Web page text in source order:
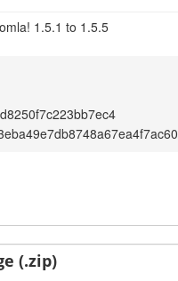
1.5.1 to 1.5.5
(.zip)